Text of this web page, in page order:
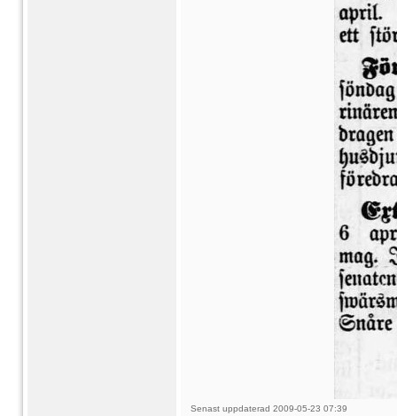
Senast uppdaterad 2009-05-23 07:39